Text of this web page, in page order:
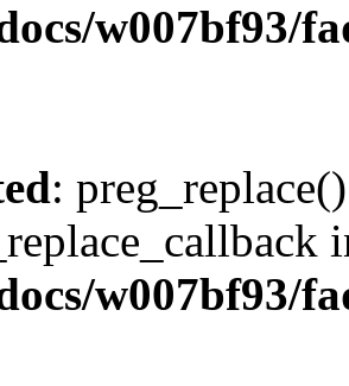
w007bf93/
:
w007bf93/